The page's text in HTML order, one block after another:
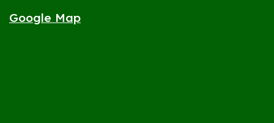
Google Map